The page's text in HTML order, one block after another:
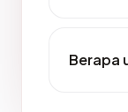
Berapa